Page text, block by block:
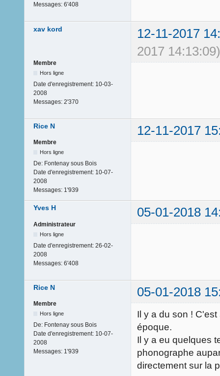
Messages: 6'408
xav kord
12-11-2017
2017 14:13:09)
Membre
Hors ligne
Date d'enregistrement: 10-03-
2008
Messages: 2'370
Rice N 12-11-2017
Membre
Hors ligne
De: Fontenay sous Bois
Date d'enregistrement: 10-07-
2008
Messages: 1'939
Yves H 05-01-2018
Administrateur
Hors ligne
Date d'enregistrement: 26-02-
2008
Messages: 6'408
Rice N 05-01-2018
Membre
Hors ligne
De: Fontenay sous Bois
Date d'enregistrement: 10-07-
2008
Messages: 1'939
Il y a du son !
époque.
Il y a eu quelques
phonographe
directement sur la